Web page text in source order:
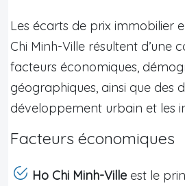
Les écarts de prix immobilier
Chi Minh-Ville résultent d’une
facteurs économiques,
géographiques, ainsi que des
développement urbain et les
Facteurs économiques
Ho Chi Minh-Ville est le